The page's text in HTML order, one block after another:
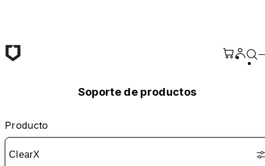
Soporte de productos
Producto
ClearX